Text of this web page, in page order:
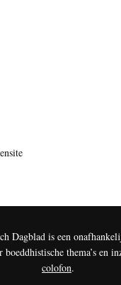
Dagblad is een
boeddhistische thema’s en
colofon.